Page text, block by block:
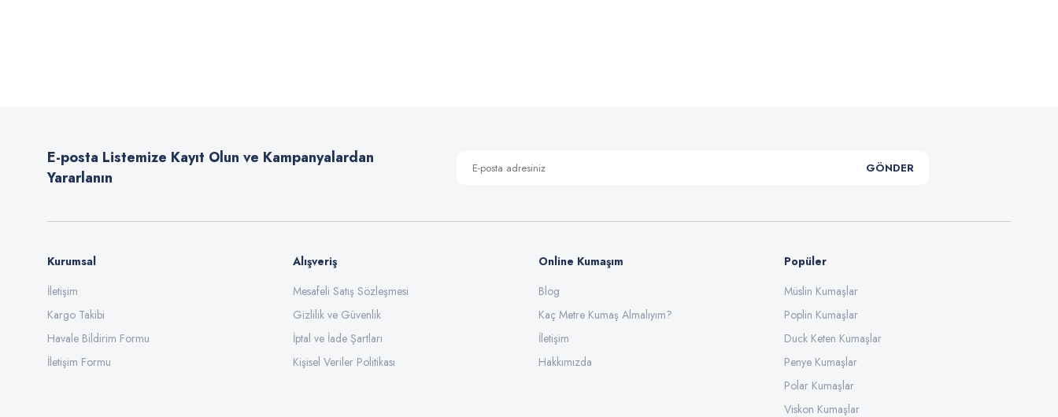
Ürün bilgilerinde hatalar bulunuyor.
Ürün fiyatı diğer sitelerden daha pahalı.
Gönder
E-posta Listemize Kayıt Olun ve Kampanyalardan
Yararlanın
GÖNDER
Kurumsal
İletişim
Kargo Takibi
Havale Bildirim Formu
İletişim Formu
Alışveriş
Mesafeli Satış Sözleşmesi
Gizlilik ve Güvenlik
İptal ve İade Şartları
Kişisel Veriler Politikası
Online Kumaşım
Blog
Kaç Metre Kumaş Almalıyım?
İletişim
Hakkımızda
Popüler
Müslin Kumaşlar
Poplin Kumaşlar
Duck Keten Kumaşlar
Penye Kumaşlar
Polar Kumaşlar
Viskon Kumaşlar